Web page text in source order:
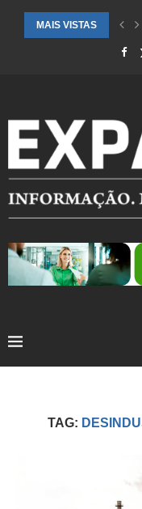
MAIS VISTAS
SAÚDE ALERTA PARA
TAG: